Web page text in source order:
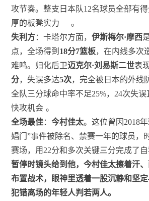
攻节奏。整支日本队12名球员全部有
厚的板凳实力
。
失利方：卡塔尔方面，伊斯梅尔·摩西
点，全场得到 18分7篮板，在内线多次
难鸣。归化后卫迈克尔·刘易斯二世表
分，失误多达5次，完全被日本的外线
全队三分球命中率不足25%，24次失
快攻机会 。
全场最佳：今村佳太。这位曾因2018
娼门”事件被除名、禁赛一年的球员，
赛场，用22分和多次关键三分完成了
暂停时镜头给到他，今村佳太擦着汗
布置战术，眼神里透着一股沉静和坚
犯错离场的年轻人判若两人。